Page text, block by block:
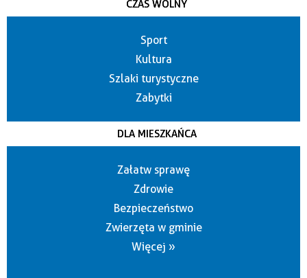
CZAS WOLNY
Sport
Kultura
Szlaki turystyczne
Zabytki
DLA MIESZKAŃCA
Załatw sprawę
Zdrowie
Bezpieczeństwo
Zwierzęta w gminie
Więcej »